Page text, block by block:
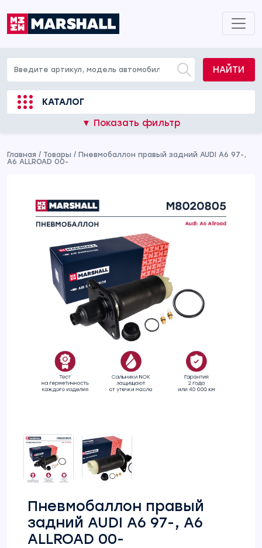
НАЙТИ
КАТАЛОГ
▼ Показать фильтр
Главная / Товары / Пневмобаллон правый задний AUDI A6 97-,
A6 ALLROAD 00-
Пневмобаллон правый
задний AUDI A6 97-, A6
ALLROAD 00-